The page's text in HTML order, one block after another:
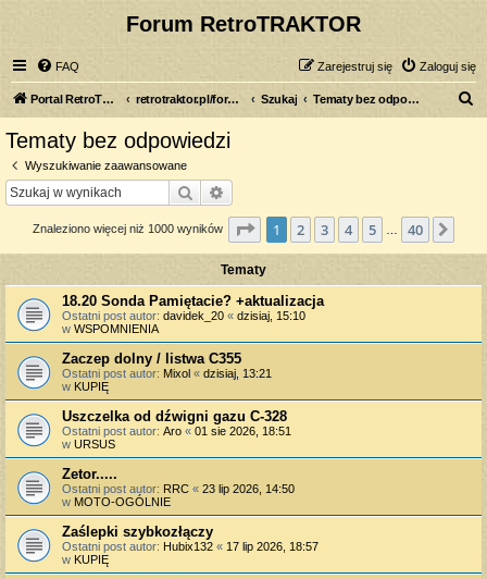
Forum RetroTRAKTOR
FAQ Zaloguj się
Zarejestruj się
Portal RetroTRAKTOR.pl retrotraktor.pl/forum Szukaj Tematy bez odpowiedzi
Tematy bez odpowiedzi
Wyszukiwanie zaawansowane
Szukaj
Znaleziono więcej niż 1000 wyników Strona z40
1 2 3 4 5 40
Tematy
18.20 Sonda Pamiętacie? +aktualizacja
Ostatni post autor: davidek_20 « dzisiaj, 15:10
w WSPOMNIENIA
Zaczep dolny / listwa C355
Ostatni post autor: Mixol « dzisiaj, 13:21
w KUPIĘ
Uszczelka od dźwigni gazu C-328
Ostatni post autor: Aro « 01 sie 2026, 18:51
w URSUS
Zetor.....
Ostatni post autor: RRC « 23 lip 2026, 14:50
w MOTO-OGÓLNIE
Zaślepki szybkozłączy
Ostatni post autor: Hubix132 « 17 lip 2026, 18:57
w KUPIĘ